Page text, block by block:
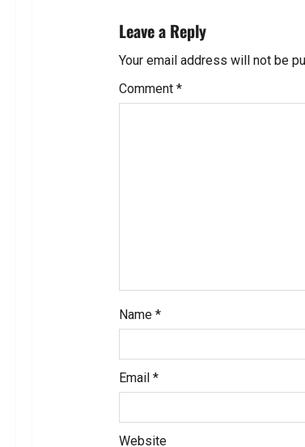
i
g
a
Leave a Reply
Your email address will not be
Comment *
Name *
Email *
Website